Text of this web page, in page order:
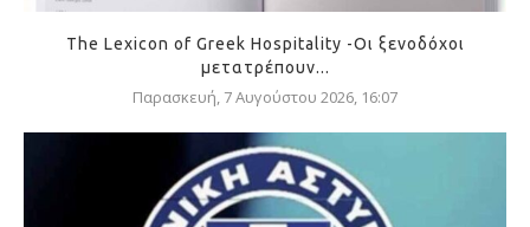
The Lexicon of Greek Hospitality -Οι ξενοδόχοι
μετατρέπουν...
Παρασκευή, 7 Αυγούστου 2026, 16:07